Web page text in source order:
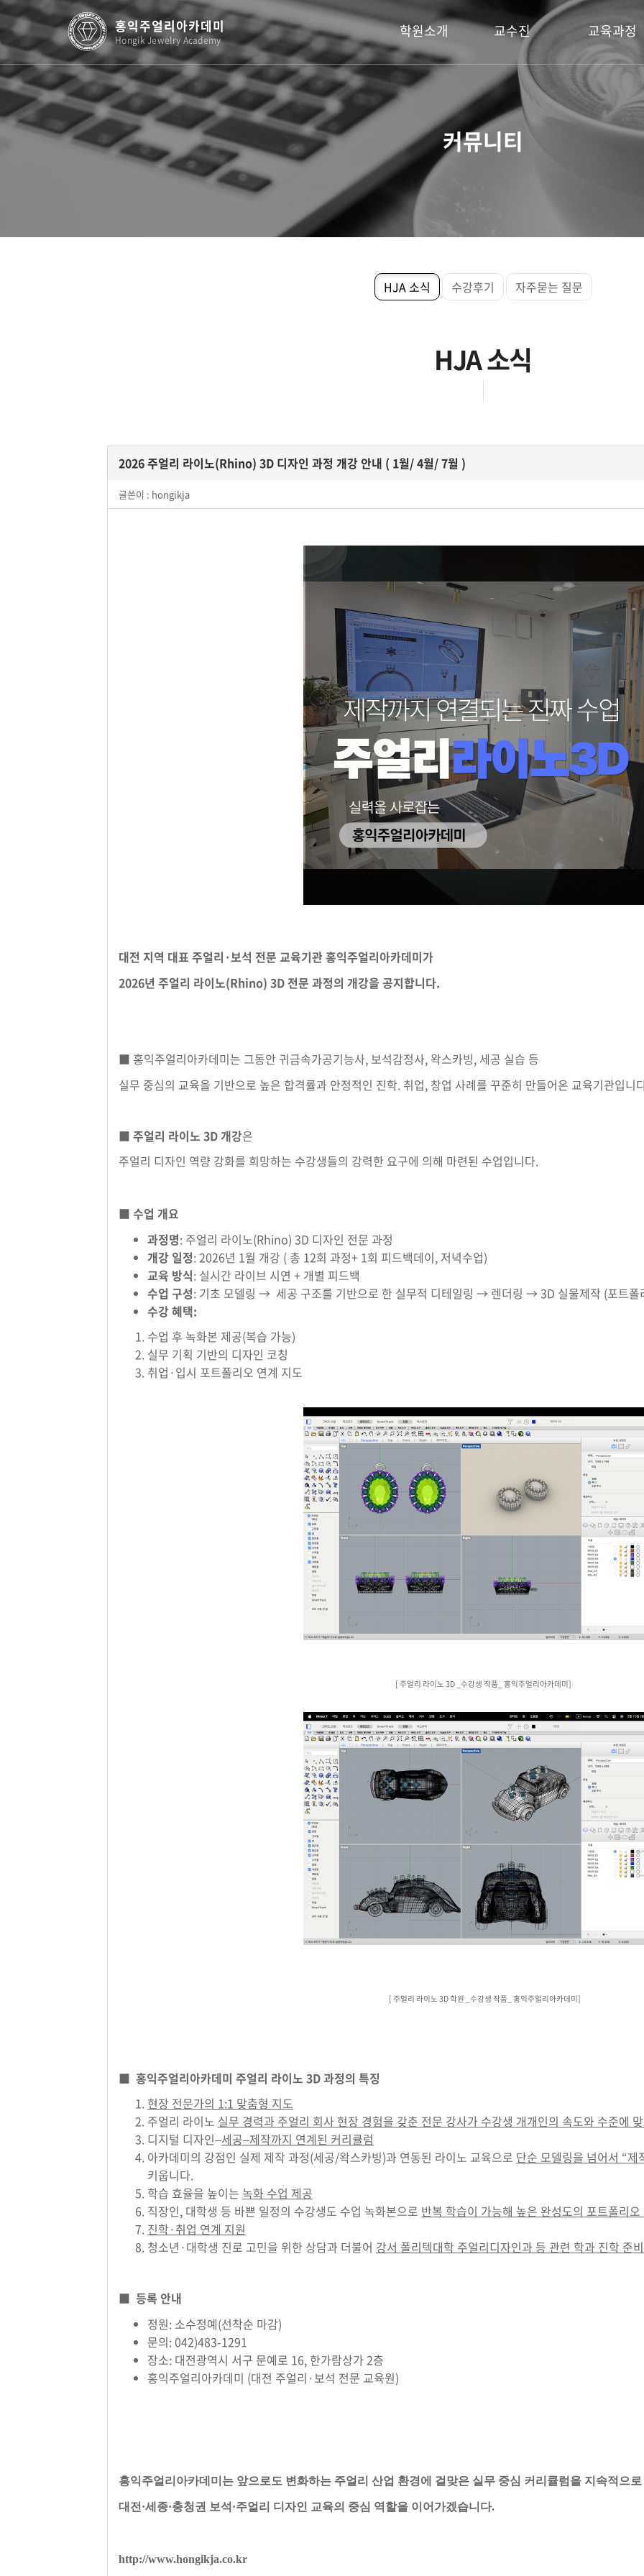
홍익주얼리아카데미
Hongik Jewelry Academy 학원소개
인사말
내부 시설
오시는 길
교수진
원장
강사진
교육과정
국가공인 보석감
주얼리전문 자격
커뮤니티
HJA 소식 수강후기 자주묻는 질문
HJA 소식
2026 주얼리 라이노(Rhino) 3D 디자인 과정 개강 안내 ( 1월/ 4월/ 7월 )
글쓴이 : hongikja
대전 지역 대표 주얼리·보석 전문 교육기관 홍익주얼리아카데미가
2026년 주얼리 라이노(Rhino) 3D 전문 과정의 개강을 공지합니다.
■ 홍익주얼리아카데미는 그동안 귀금속가공기능사, 보석감정사, 왁스카빙, 세공 실습 등
실무 중심의 교육을 기반으로 높은 합격률과 안정적인 진학. 취업, 창업 사례를 꾸준히 만들어온 교육기관입니
■ 주얼리 라이노 3D 개강은
주얼리 디자인 역량 강화를 희망하는 수강생들의 강력한 요구에 의해 마련된 수업입니다.
■ 수업 개요
과정명: 주얼리 라이노(Rhino) 3D 디자인 전문 과정
개강 일정: 2026년 1월 개강 ( 총 12회 과정+ 1회 피드백데이, 저녁수업)
교육 방식: 실시간 라이브 시연 + 개별 피드백
수업 구성: 기초 모델링 → 세공 구조를 기반으로 한 실무적 디테일링 → 렌더링 → 3D 실물제작 (포트폴
수강 혜택:
수업 후 녹화본 제공(복습 가능)
실무 기획 기반의 디자인 코칭
취업·입시 포트폴리오 연계 지도
[ 주얼리 라이노 3D _수강생 작품_ 홍익주얼리아카데미]
[ 주얼리 라이노 3D 학원 _수강생 작품_ 홍익주얼리아카데미]
■ 홍익주얼리아카데미 주얼리 라이노 3D 과정의 특징
현장 전문가의 1:1 맞춤형 지도
주얼리 라이노 실무 경력과 주얼리 회사 현장 경험을 갖춘 전문 강사가 수강생 개개인의 속도와 수준에
디지털 디자인–세공–제작까지 연계된 커리큘럼
아카데미의 강점인 실제 제작 과정(세공/왁스카빙)과 연동된 라이노 교육으로 단순 모델링을 넘어서 “
키웁니다.
학습 효율을 높이는 녹화 수업 제공
직장인, 대학생 등 바쁜 일정의 수강생도 수업 녹화본으로 반복 학습이 가능해 높은 완성도의 포트폴리
진학·취업 연계 지원
청소년·대학생 진로 고민을 위한 상담과 더불어 강서 폴리텍대학 주얼리디자인과 등 관련 학과 진학 준
■ 등록 안내
정원: 소수정예(선착순 마감)
문의: 042)483-1291
장소: 대전광역시 서구 문예로 16, 한가람상가 2층
홍익주얼리아카데미 (대전 주얼리·보석 전문 교육원)
홍익주얼리아카데미는 앞으로도 변화하는 주얼리 산업 환경에 걸맞은 실무 중심 커리큘럼을 지속적으
대전·세종·충청권 보석·주얼리 디자인 교육의 중심 역할을 이어가겠습니다.
http://www.hongikja.co.kr